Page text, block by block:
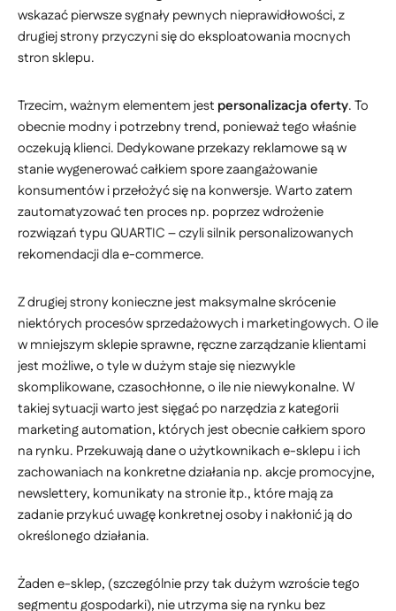
wskazać pierwsze sygnały pewnych nieprawidłowości, z
drugiej strony przyczyni się do eksploatowania mocnych
stron sklepu.
Trzecim, ważnym elementem jest personalizacja oferty. To
obecnie modny i potrzebny trend, ponieważ tego właśnie
oczekują klienci. Dedykowane przekazy reklamowe są w
stanie wygenerować całkiem spore zaangażowanie
konsumentów i przełożyć się na konwersje. Warto zatem
zautomatyzować ten proces np. poprzez wdrożenie
rozwiązań typu QUARTIC – czyli silnik personalizowanych
rekomendacji dla e-commerce.
Z drugiej strony konieczne jest maksymalne skrócenie
niektórych procesów sprzedażowych i marketingowych. O ile
w mniejszym sklepie sprawne, ręczne zarządzanie klientami
jest możliwe, o tyle w dużym staje się niezwykle
skomplikowane, czasochłonne, o ile nie niewykonalne. W
takiej sytuacji warto jest sięgać po narzędzia z kategorii
marketing automation, których jest obecnie całkiem sporo
na rynku. Przekuwają dane o użytkownikach e-sklepu i ich
zachowaniach na konkretne działania np. akcje promocyjne,
newslettery, komunikaty na stronie itp., które mają za
zadanie przykuć uwagę konkretnej osoby i nakłonić ją do
określonego działania.
Żaden e-sklep, (szczególnie przy tak dużym wzroście tego
segmentu gospodarki), nie utrzyma się na rynku bez